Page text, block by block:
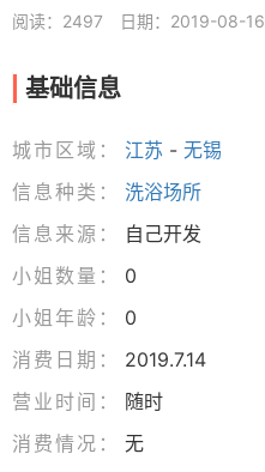
阅读：2497 日期：2019-08-16
基础信息
城市区域： 江苏 - 无锡
信息种类：
洗浴场所
信息来源：
自己开发
小姐数量：
0
小姐年龄：
0
消费日期：
2019.7.14
营业时间：
随时
消费情况：
无